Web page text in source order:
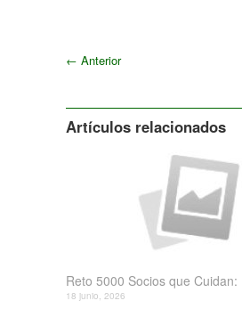
← Anterior
Artículos relacionados
Reto 5000 Socios que Cuidan:
18 junio, 2026